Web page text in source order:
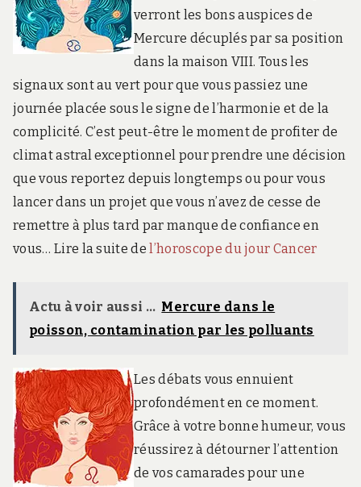
verront les bons auspices de
Mercure décuplés par sa position
dans la maison VIII. Tous les
signaux sont au vert pour que vous passiez une
journée placée sous le signe de l’harmonie et de la
complicité. C’est peut-être le moment de profiter de
climat astral exceptionnel pour prendre une décision
que vous reportez depuis longtemps ou pour vous
lancer dans un projet que vous n’avez de cesse de
remettre à plus tard par manque de confiance en
vous… Lire la suite del’horoscope du jour Cancer
Actu à voir aussi ... Mercure dans le
poisson, contamination par les polluants
Les débats vous ennuient
profondément en ce moment.
Grâce à votre bonne humeur, vous
réussirez à détourner l’attention
de vos camarades pour une